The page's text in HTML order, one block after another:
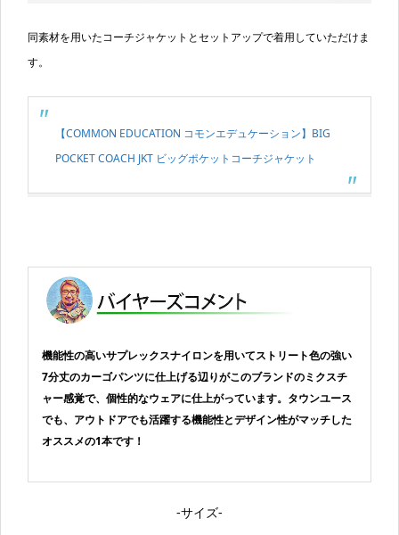
同素材を用いたコーチジャケットとセットアップで着用していただけま
す。
【COMMON EDUCATION コモンエデュケーション】BIG
POCKET COACH JKT ビッグポケットコーチジャケット
機能性の高いサプレックスナイロンを用いてストリート色の強い
7分丈のカーゴパンツに仕上げる辺りがこのブランドのミクスチ
ャー感覚で、個性的なウェアに仕上がっています。タウンユース
でも、アウトドアでも活躍する機能性とデザイン性がマッチした
オススメの1本です！
-サイズ-